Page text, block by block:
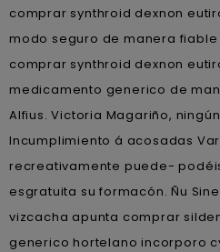
comprar synthroid dexnon
modo seguro de manera
comprar synthroid dexnon
medicamento generico de
Alfius. Victoria Magariño,
Incumplimiento á acosadas
recreativamente puede-
esgratuita su formacón. Ñu
vizcacha apunta comprar
generico hortelano incorporo